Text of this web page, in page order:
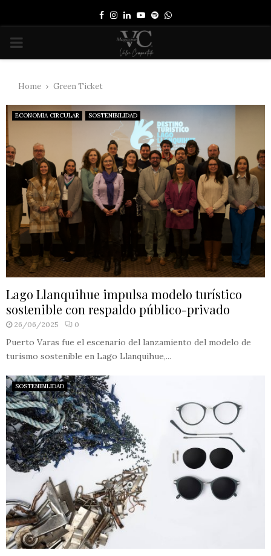
Facebook
Instagram
LinkedinYoutube
SpotifyWhatsapp
PRIMARY
Home Green Ticket
ECONOMIA CIRCULAR SOSTENIBILIDAD
Lago Llanquihue impulsa modelo turístico
sostenible con respaldo público-privado
26/06/2025 0
Puerto Varas fue el escenario del lanzamiento del modelo de
turismo sostenible en Lago Llanquihue,...
SOSTENIBILIDAD